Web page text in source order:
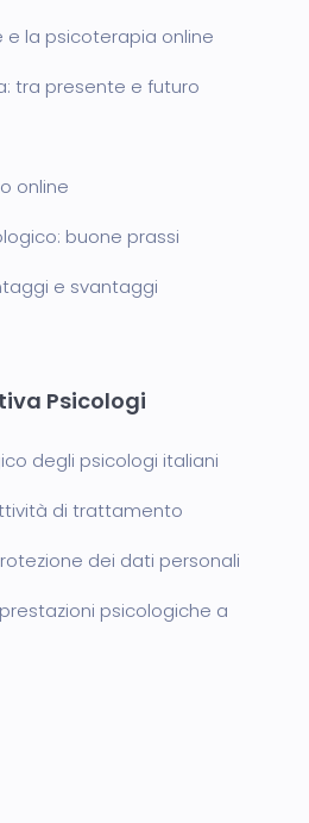
e la psicoterapia online
tra presente e futuro
online
buone prassi
e svantaggi
Psicologi
degli psicologi italiani
di trattamento
dei dati personali
psicologiche a